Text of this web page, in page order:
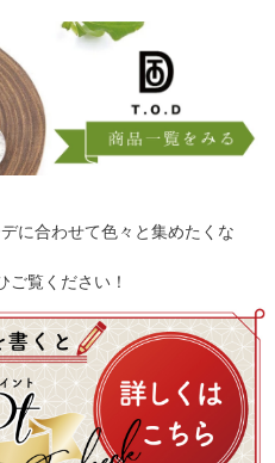
に合わせて色々と集めたくな
ご覧ください！